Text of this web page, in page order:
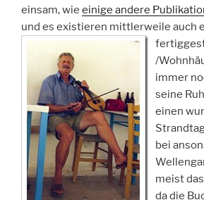
einsam, wie einige andere
und es existieren mittlerweile auch
/
immer
seine
einen
bei
meist
da die